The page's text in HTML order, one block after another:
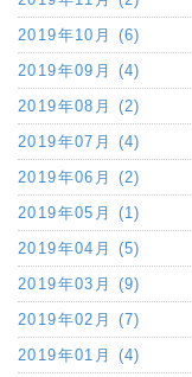
2019年10月 (6)
2019年09月 (4)
2019年08月 (2)
2019年07月 (4)
2019年06月 (2)
2019年05月 (1)
2019年04月 (5)
2019年03月 (9)
2019年02月 (7)
2019年01月 (4)